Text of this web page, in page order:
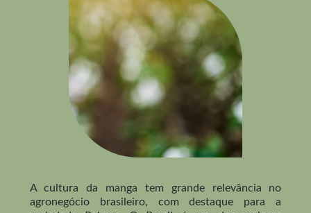
A cultura da manga tem grande relevância no
agronegócio brasileiro, com destaque para a